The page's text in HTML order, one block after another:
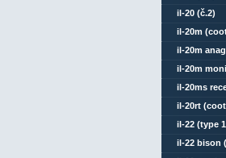
il-20 (č.2)
il-20m
il-20m
il-20m
il-20ms
il-20rt
il-22 (type
il-22 bison